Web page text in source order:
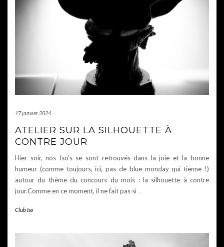
17 janvier 2024
ATELIER SUR LA SILHOUETTE À
CONTRE JOUR
Hier soir, nos Iso’s se sont retrouvés dans la joie et la bonne
humeur (comme toujours, ici, pas de blue monday qui tienne !)
autour du thème du concours du mois : la silhouette à contre
jour.Comme en ce moment, il ne fait pas si…
Club Iso